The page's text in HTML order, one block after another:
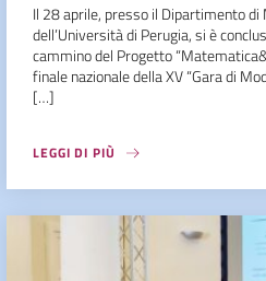
Il 28 aprile, presso il Dipartimento
dell’Università di Perugia, si è
cammino del Progetto
finale nazionale della XV “Gara di
[…]
LEGGI DI PIÙ